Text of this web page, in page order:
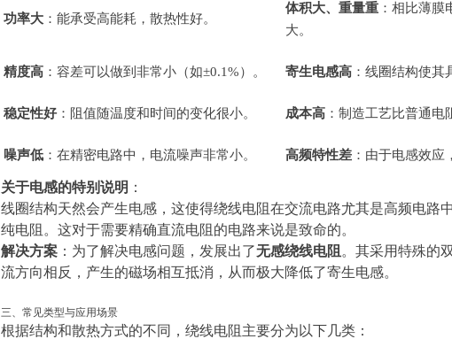
功率大 ：能承受高能耗，散热性好。
体积大、重量重 ：相比薄
大。
精度高 ：容差可以做到非常小（如±0.1%）。 寄生电感高 ：线圈结构使其
稳定性好：阻值随温度和时间的变化很小。 成本高 ：制造工艺比普通电
噪声低 ：在精密电路中，电流噪声非常小。 高频特性差 ：由于电感效应
关于电感的特别说明 ：
线圈结构天然会产生电感，这使得绕线电阻在交流电路尤其是高频电路
纯电阻。这对于需要精确直流电阻的电路来说是致命的。
解决方案 ：为了解决电感问题，发展出了无感绕线电阻 。其采用特殊的
流方向相反，产生的磁场相互抵消，从而极大降低了寄生电感。
三、常见类型与应用场景
根据结构和散热方式的不同，绕线电阻主要分为以下几类：